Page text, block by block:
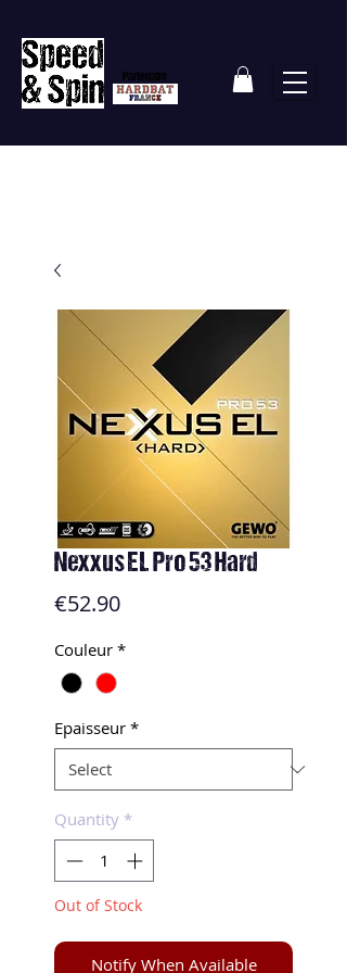
Partenaire
Nexxus EL Pro 53 Hard
€52.90Price
Couleur *
Epaisseur *
Quantity *
Out of Stock
Notify When Available